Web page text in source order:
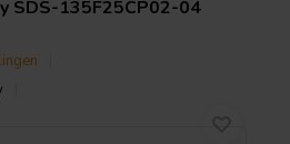
SDS-135F25CP02-04